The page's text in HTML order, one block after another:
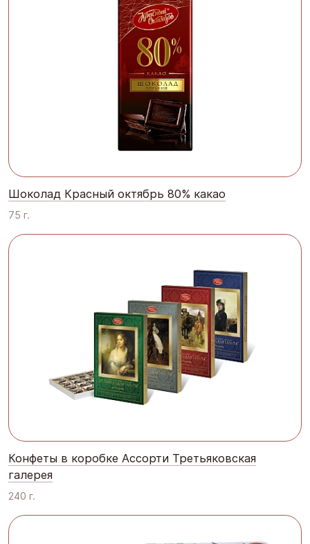
Шоколад Красный октябрь 80% какао
75 г.
Конфеты в коробке Ассорти Третьяковская
галерея
240 г.